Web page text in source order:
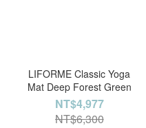
LIFORME Classic Yoga
Mat Deep Forest Green
NT$4,977
NT$6,300